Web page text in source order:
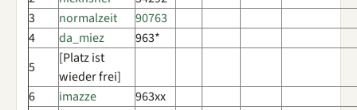
3
normalzeit
90763
4
da_miez
963*
5
[Platz ist
wieder frei]
6
imazze
963xx